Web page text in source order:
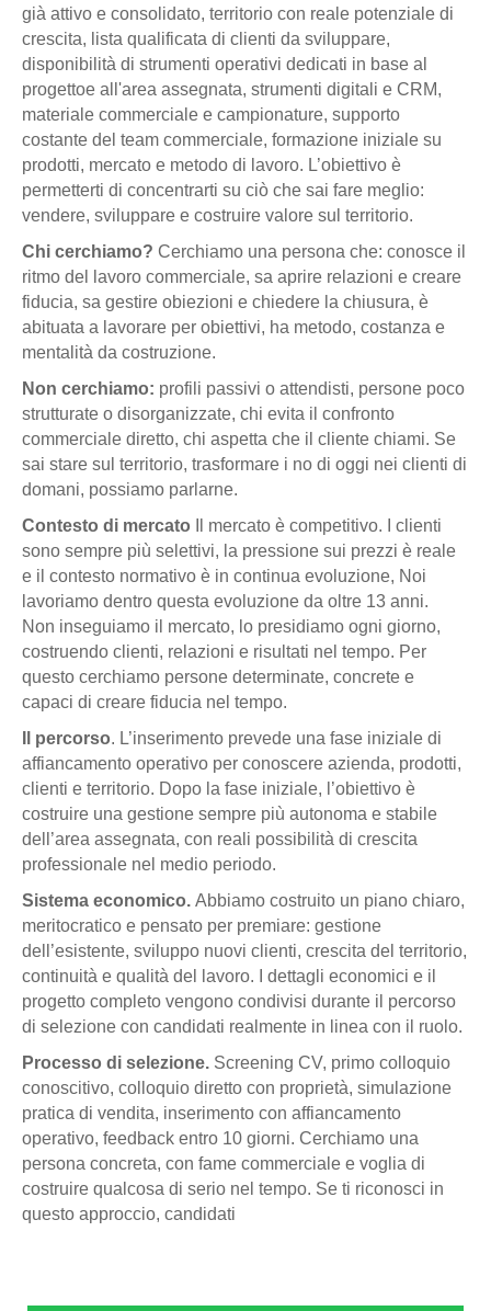
già attivo e consolidato, territorio con reale potenziale di
crescita, lista qualificata di clienti da sviluppare,
disponibilità di strumenti operativi dedicati in base al
progettoe all'area assegnata, strumenti digitali e CRM,
materiale commerciale e campionature, supporto
costante del team commerciale, formazione iniziale su
prodotti, mercato e metodo di lavoro. L’obiettivo è
permetterti di concentrarti su ciò che sai fare meglio:
vendere, sviluppare e costruire valore sul territorio.
Chi cerchiamo? Cerchiamo una persona che: conosce il
ritmo del lavoro commerciale, sa aprire relazioni e creare
fiducia, sa gestire obiezioni e chiedere la chiusura, è
abituata a lavorare per obiettivi, ha metodo, costanza e
mentalità da costruzione.
Non cerchiamo: profili passivi o attendisti, persone poco
strutturate o disorganizzate, chi evita il confronto
commerciale diretto, chi aspetta che il cliente chiami. Se
sai stare sul territorio, trasformare i no di oggi nei clienti di
domani, possiamo parlarne.
Contesto di mercato
Il mercato è competitivo. I clienti
sono sempre più selettivi, la pressione sui prezzi è reale
e il contesto normativo è in continua evoluzione, Noi
lavoriamo dentro questa evoluzione da oltre 13 anni.
Non inseguiamo il mercato, lo presidiamo ogni giorno,
costruendo clienti, relazioni e risultati nel tempo. Per
questo cerchiamo persone determinate, concrete e
capaci di creare fiducia nel tempo.
Il percorso. L’inserimento prevede una fase iniziale di
affiancamento operativo per conoscere azienda, prodotti,
clienti e territorio. Dopo la fase iniziale, l’obiettivo è
costruire una gestione sempre più autonoma e stabile
dell’area assegnata, con reali possibilità di crescita
professionale nel medio periodo.
Sistema economico. Abbiamo costruito un piano chiaro,
meritocratico e pensato per premiare: gestione
dell’esistente, sviluppo nuovi clienti, crescita del territorio,
continuità e qualità del lavoro. I dettagli economici e il
progetto completo vengono condivisi durante il percorso
di selezione con candidati realmente in linea con il ruolo.
Processo di selezione. Screening CV, primo colloquio
conoscitivo, colloquio diretto con proprietà, simulazione
pratica di vendita, inserimento con affiancamento
operativo, feedback entro 10 giorni. Cerchiamo una
persona concreta, con fame commerciale e voglia di
costruire qualcosa di serio nel tempo. Se ti riconosci in
questo approccio, candidati